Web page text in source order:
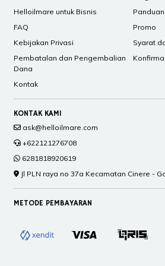
Helloilmare untuk Bisnis
FAQ
Promo
Kebijakan Privasi
Syarat
Pembatalan dan Pengembalian
Dana
Kontak
KONTAK KAMI
ask@helloilmare.com
+622121276708
6281818920619
Jl PLN raya no 37a Kecamatan Cinere -
METODE PEMBAYARAN